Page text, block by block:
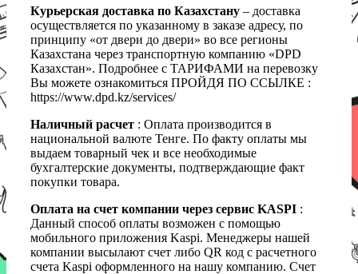
Курьерская доставка по Казахстану – доставка
осуществляется по указанному в заказе адресу, по
принципу «от двери до двери» во все регионы
Казахстана через транспортную компанию «DPD
Казахстан». Подробнее с ТАРИФАМИ на перевозку
Вы можете ознакомиться ПРОЙДЯ ПО ССЫЛКЕ :
https://www.dpd.kz/services/
Наличный расчет : Оплата производится в
национальной валюте Тенге. По факту оплаты мы
выдаем товарный чек и все необходимые
бухгалтерские документы, подтверждающие факт
покупки товара.
Оплата на счет компании через сервис KASPI :
Данный способ оплаты возможен с помощью
мобильного приложения Kaspi. Менеджеры нашей
компании высылают счет либо QR код с расчетного
счета Kaspi оформленного на нашу компанию. Счет